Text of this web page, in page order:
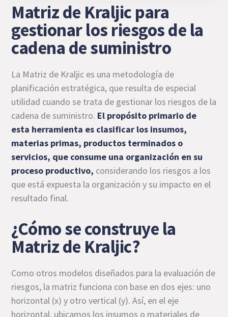
Matriz de Kraljic para
gestionar los riesgos de la
cadena de suministro
La Matriz de Kraljic es una metodología de
planificación estratégica, que resulta de especial
utilidad cuando se trata de gestionar los riesgos de la
cadena de suministro. El propósito primario de
esta herramienta es clasificar los insumos,
materias primas, productos terminados o
servicios, que consume una organización en su
proceso productivo, considerando los riesgos a los
que está expuesta la organización y su impacto en el
resultado final.
¿Cómo se construye la
Matriz de Kraljic?
Como otros modelos diseñados para la evaluación de
riesgos, la matriz funciona con base en dos ejes: uno
horizontal (x) y otro vertical (y). Así, en el eje
horizontal, ubicamos los insumos o materiales de